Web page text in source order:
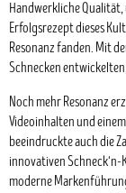
Handwerkliche
Erfolgsrezept dieses
Resonanz fanden. Mit
Schnecken
Noch mehr Resonanz
Videoinhalten und
beeindruckte auch die
innovativen
moderne